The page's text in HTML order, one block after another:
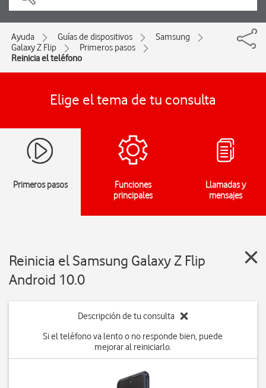
Ayuda Guías de dispositivos
Samsung
Galaxy Z Flip
Primeros pasos
Reinicia el teléfono
Elige el tema de tu consulta
Primeros pasos
Funciones
principales
Llamadas y
mensajes
Reinicia el Samsung Galaxy Z Flip
Android 10.0
Descripción de tu consulta
Si el teléfono va lento o no responde bien, puede
mejorar al reiniciarlo.